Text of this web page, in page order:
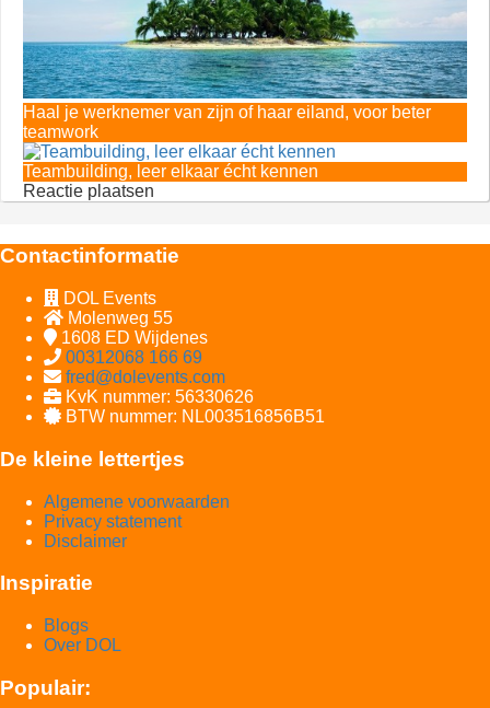
Haal je werknemer van zijn of haar eiland, voor beter
teamwork
Teambuilding, leer elkaar écht kennen
Reactie plaatsen
Contactinformatie
DOL Events
Molenweg 55
1608 ED Wijdenes
00312068 166 69
fred@dolevents.com
KvK nummer: 56330626
BTW nummer: NL003516856B51
De kleine lettertjes
Algemene voorwaarden
Privacy statement
Disclaimer
Inspiratie
Blogs
Over DOL
Populair: